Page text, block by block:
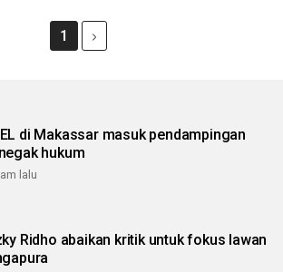
1
di Makassar masuk pendampingan
hukum
lalu
Ridho abaikan kritik untuk fokus lawan